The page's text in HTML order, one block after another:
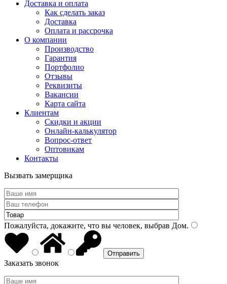
Доставка и оплата
Как сделать заказ
Доставка
Оплата и рассрочка
О компании
Производство
Гарантия
Портфолио
Отзывы
Реквизиты
Вакансии
Карта сайта
Клиентам
Скидки и акции
Онлайн-калькулятор
Вопрос-ответ
Оптовикам
Контакты
Вызвать замерщика
Пожалуйста, докажите, что вы человек, выбрав Дом.
Заказать звонок